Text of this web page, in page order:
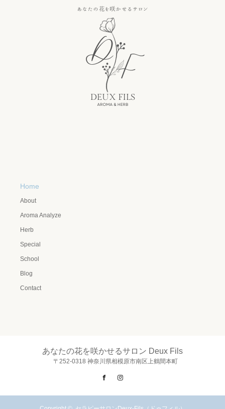
Home
About
Aroma Analyze
Herb
Special
School
Blog
Contact
あなたの花を咲かせるサロン Deux Fils
〒252-0318 神奈川県相模原市南区上鶴間本町
Facebook